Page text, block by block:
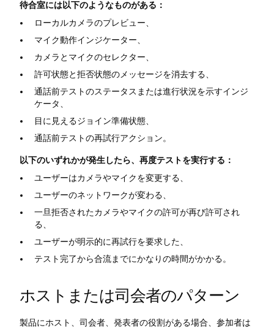
待合室には以下のようなものがある：
ローカルカメラのプレビュー、
マイク動作インジケーター、
カメラとマイクのセレクター、
許可状態と拒否状態のメッセージを消去する、
通話前テストのステータスまたは進行状況を示すインジ
ケータ、
目に見えるジョイン準備状態、
通話前テストの再試行アクション。
以下のいずれかが発生したら、再度テストを実行する：
ユーザーはカメラやマイクを変更する、
ユーザーのネットワークが変わる、
一旦拒否されたカメラやマイクの許可が再び許可され
る、
ユーザーが明示的に再試行を要求した、
テスト完了から合流までにかなりの時間がかかる。
ホストまたは司会者のパターン
製品にホスト、司会者、発表者の役割がある場合、参加者は